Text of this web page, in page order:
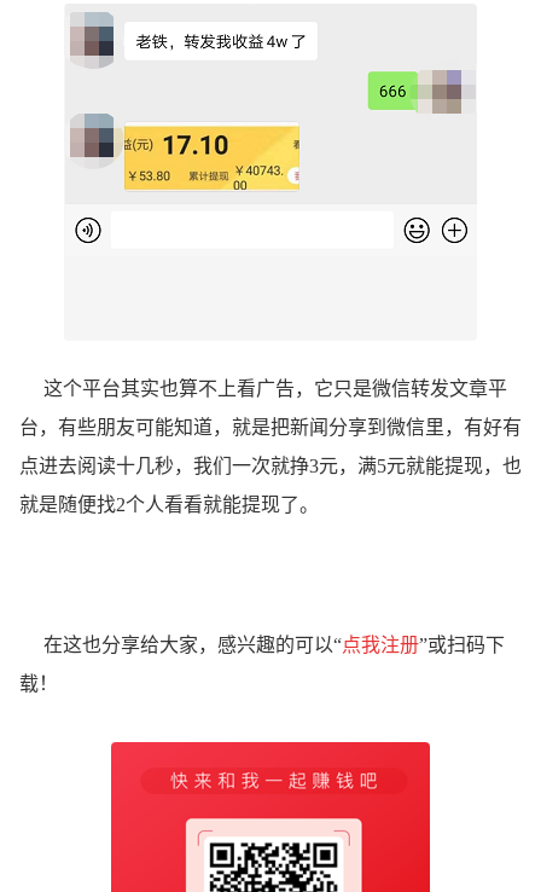
这个平台其实也算不上看广告，它只是微信转发文章平
台，有些朋友可能知道，就是把新闻分享到微信里，有好有
点进去阅读十几秒，我们一次就挣3元，满5元就能提现，也
就是随便找2个人看看就能提现了。
在这也分享给大家，感兴趣的可以“点我注册”或扫码下
载！